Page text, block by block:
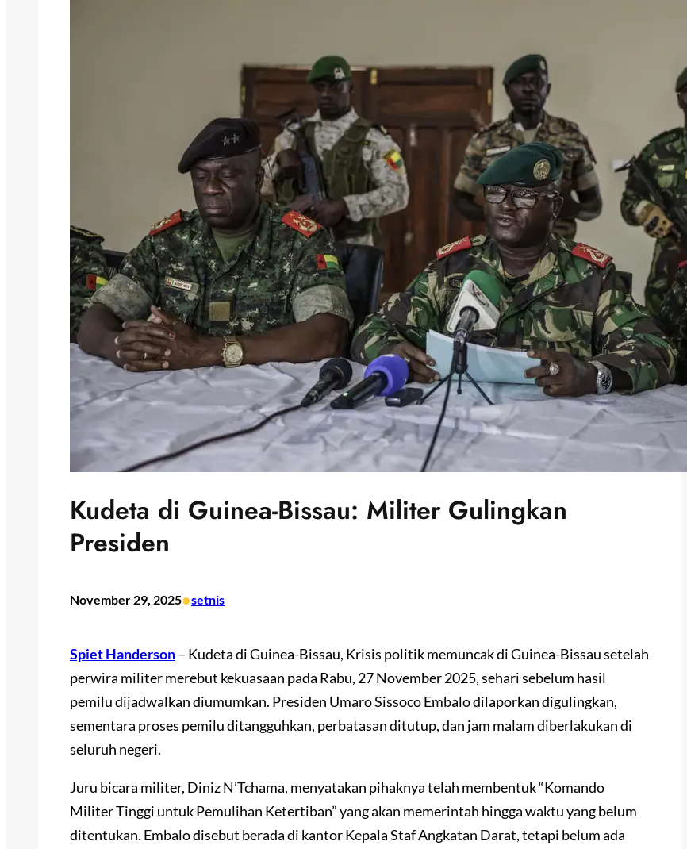
Kudeta di Guinea-Bissau: Militer Gulingkan
Presiden
November 29, 2025•setnis
Spiet Handerson– Kudeta di Guinea-Bissau, Krisis politik memuncak di Guinea-Bissau setelah
perwira militer merebut kekuasaan pada Rabu, 27 November 2025, sehari sebelum hasil
pemilu dijadwalkan diumumkan. Presiden Umaro Sissoco Embalo dilaporkan digulingkan,
sementara proses pemilu ditangguhkan, perbatasan ditutup, dan jam malam diberlakukan di
seluruh negeri.
Juru bicara militer, Diniz N’Tchama, menyatakan pihaknya telah membentuk “Komando
Militer Tinggi untuk Pemulihan Ketertiban” yang akan memerintah hingga waktu yang belum
ditentukan. Embalo disebut berada di kantor Kepala Staf Angkatan Darat, tetapi belum ada